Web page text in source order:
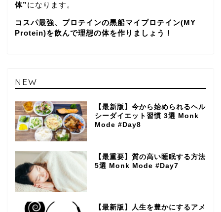
体”になります。
コスパ最強、プロテインの黒船マイプロテイン(MY
Protein)を飲んで理想の体を作りましょう！
NEW
【最新版】今から始められるヘル
シーダイエット習慣 3選 Monk
Mode #Day8
【最重要】質の高い睡眠する方法
5選 Monk Mode #Day7
【最新版】人生を豊かにするアメ